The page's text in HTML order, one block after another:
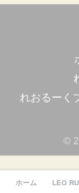
れおるーく
©
ホーム LEO